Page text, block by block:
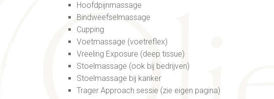
Hoofdpijnmassage
Bindweefselmassage
Cupping
Voetmassage (voetreflex)
Vreeling Exposure (deep tissue)
Stoelmassage (ook bij bedrijven)
Stoelmassage bij kanker
Trager Approach sessie (zie eigen pagina)